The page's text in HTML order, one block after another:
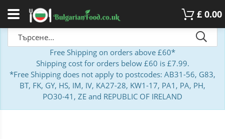
£ 0.00
Free Shipping on orders above £60*
Shipping cost for orders below £60 is £7.99.
*Free Shipping does not apply to postcodes: AB31-56, G83,
BT, FK, GY, HS, IM, IV, KA27-28, KW1-17, PA1, PA, PH,
PO30-41, ZE and REPUBLIC OF IRELAND